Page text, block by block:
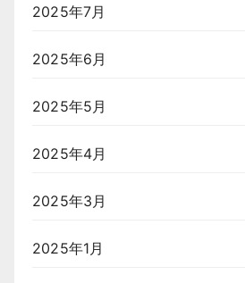
2025年7月
2025年6月
2025年5月
2025年4月
2025年3月
2025年1月